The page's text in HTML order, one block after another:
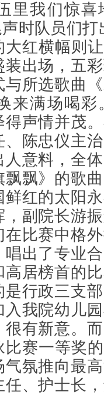
里我们惊喜
时队员们打
红横幅则
出场，五
所选歌曲
来满场喝彩
得声情并茂
陈忠仪主
意料，全
飘》的歌
红的太阳
副院长游
比赛中格
出了专业
居榜首的
行政三支
我院幼儿
有新意。
赛一等奖
氛推向最
、护士长